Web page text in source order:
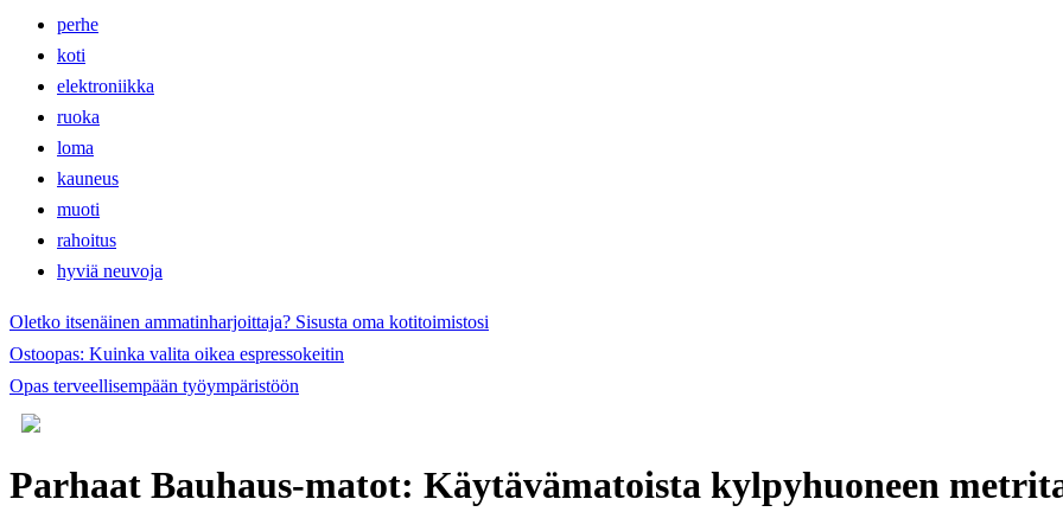
perhe
koti
elektroniikka
ruoka
loma
kauneus
muoti
rahoitus
hyviä neuvoja
Oletko itsenäinen ammatinharjoittaja? Sisusta oma kotitoimistosi
Ostoopas: Kuinka valita oikea espressokeitin
Opas terveellisempään työympäristöön
Parhaat Bauhaus-matot: Käytävämatoista kylpyhuoneen